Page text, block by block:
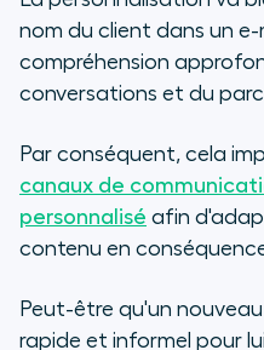
nom du client dans un e-
compréhension
conversations et du
Par conséquent, cela
canaux de
personnalisé afin
contenu en
Peut-être qu'un
rapide et informel pour